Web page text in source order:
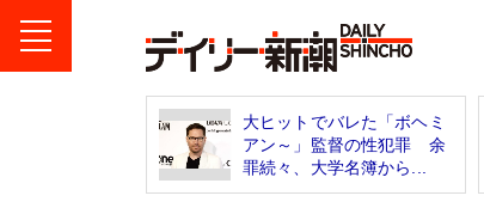
大ヒットでバレた「ボヘミ
アン～」監督の性犯罪 余
罪続々、大学名簿から...